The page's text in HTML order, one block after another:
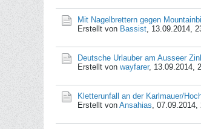
Mit Nagelbrettern gegen
Erstellt von Bassist, 13.09.2014,
Deutsche Urlauber am Ausseer
Erstellt von wayfarer, 13.09.2014,
Kletterunfall an der Karlmauer/
Erstellt von Ansahias, 07.09.2014,